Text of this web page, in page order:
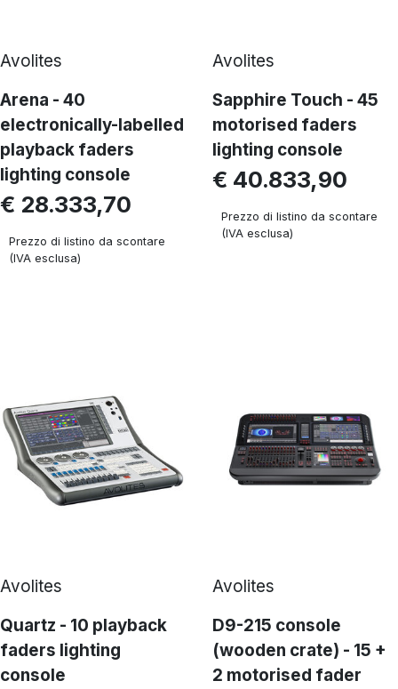
Avolites
Arena - 40
electronically-labelled
playback faders
lighting console
€ 28.333,70
Prezzo di listino da scontare
(IVA esclusa)
Avolites
Sapphire Touch - 45
motorised faders
lighting console
€ 40.833,90
Prezzo di listino da scontare
(IVA esclusa)
Avolites
Quartz - 10 playback
faders lighting
console
Avolites
D9-215 console
(wooden crate) - 15 +
2 motorised fader